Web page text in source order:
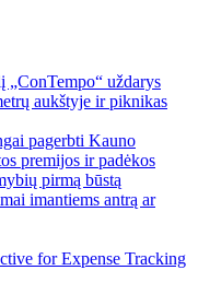
„ConTempo“ uždarys
aukštyje ir piknikas
pagerbti Kauno
premijos ir padėkos
pirmą būstą
imantiems antrą ar
for Expense Tracking